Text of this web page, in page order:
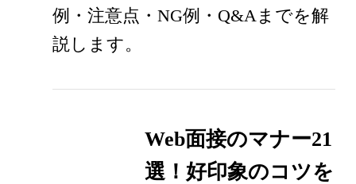
例・注意点・NG例・Q&Aまでを解
説します。
Web面接のマナー21
選！好印象のコツを